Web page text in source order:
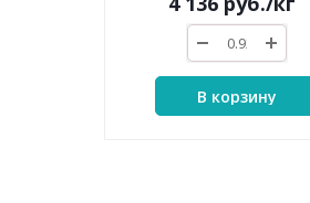
В корзину